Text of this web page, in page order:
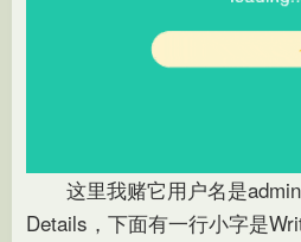
这里我赌它用户名是admin
Details，下面有一行小字是